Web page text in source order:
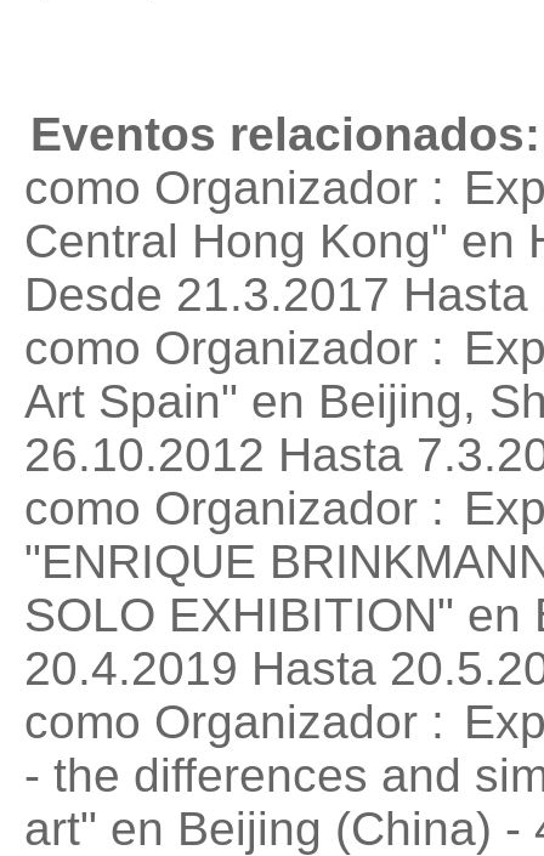
Eventos relacionados:
como Organizador :
Central Hong Kong" en
Desde 21.3.2017
como Organizador :
Art Spain" en Beijing,
26.10.2012 Hasta
como Organizador :
"ENRIQUE
SOLO EXHIBITION" en
20.4.2019 Hasta
como Organizador :
- the differences and
art" en Beijing (China) -